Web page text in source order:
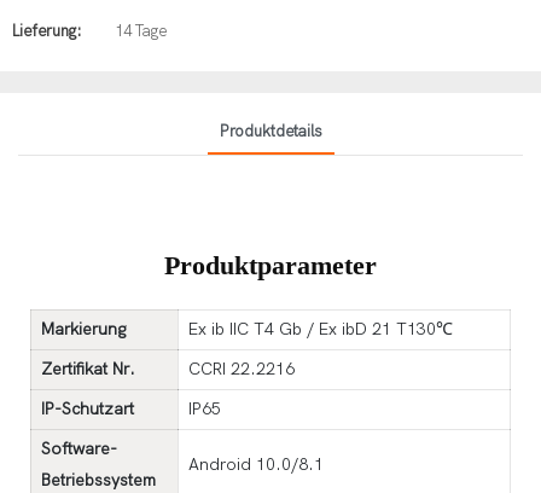
Lieferung: 14 Tage
Produktdetails
Produktparameter
Markierung
Ex ib IIC T4 Gb / Ex ibD 21 T130℃
Zertifikat Nr.
CCRI 22.2216
IP-Schutzart
IP65
Software-
Betriebssystem
Android 10.0/8.1